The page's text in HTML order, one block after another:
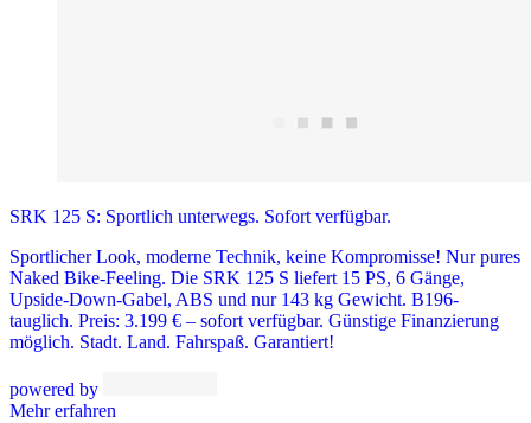
SRK 125 S: Sportlich unterwegs. Sofort verfügbar.
Sportlicher Look, moderne Technik, keine Kompromisse! Nur pures
Naked Bike-Feeling. Die SRK 125 S liefert 15 PS, 6 Gänge,
Upside-Down-Gabel, ABS und nur 143 kg Gewicht. B196-
tauglich. Preis: 3.199 € – sofort verfügbar. Günstige Finanzierung
möglich. Stadt. Land. Fahrspaß. Garantiert!
powered by
Mehr erfahren